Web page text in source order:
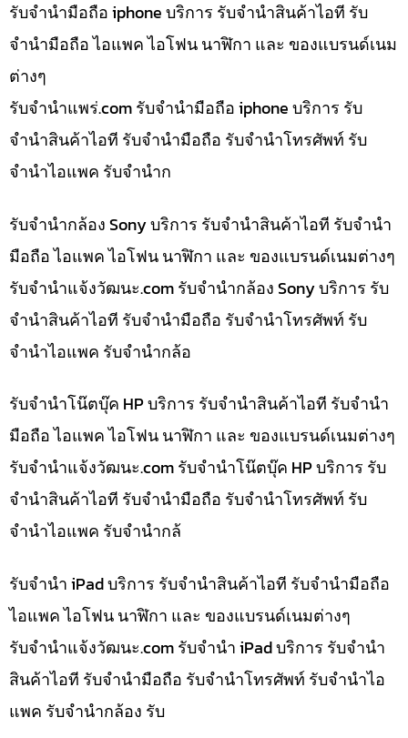
รับจำนำมือถือ iphone บริการ รับจำนำสินค้าไอที รับ
จำนำมือถือ ไอแพค ไอโฟน นาฬิกา และ ของแบรนด์เนม
ต่างๆ
รับจํานําแพร่.com รับจำนำมือถือ iphone บริการ รับ
จำนำสินค้าไอที รับจำนำมือถือ รับจำนำโทรศัพท์ รับ
จำนำไอแพค รับจำนำก
รับจำนำกล้อง Sony บริการ รับจำนำสินค้าไอที รับจำนำ
มือถือ ไอแพค ไอโฟน นาฬิกา และ ของแบรนด์เนมต่างๆ
รับจํานําแจ้งวัฒนะ.com รับจำนำกล้อง Sony บริการ รับ
จำนำสินค้าไอที รับจำนำมือถือ รับจำนำโทรศัพท์ รับ
จำนำไอแพค รับจำนำกล้อ
รับจำนำโน๊ตบุ๊ค HP บริการ รับจำนำสินค้าไอที รับจำนำ
มือถือ ไอแพค ไอโฟน นาฬิกา และ ของแบรนด์เนมต่างๆ
รับจํานําแจ้งวัฒนะ.com รับจำนำโน๊ตบุ๊ค HP บริการ รับ
จำนำสินค้าไอที รับจำนำมือถือ รับจำนำโทรศัพท์ รับ
จำนำไอแพค รับจำนำกล้
รับจำนำ iPad บริการ รับจำนำสินค้าไอที รับจำนำมือถือ
ไอแพค ไอโฟน นาฬิกา และ ของแบรนด์เนมต่างๆ
รับจํานําแจ้งวัฒนะ.com รับจำนำ iPad บริการ รับจำนำ
สินค้าไอที รับจำนำมือถือ รับจำนำโทรศัพท์ รับจำนำไอ
แพค รับจำนำกล้อง รับ